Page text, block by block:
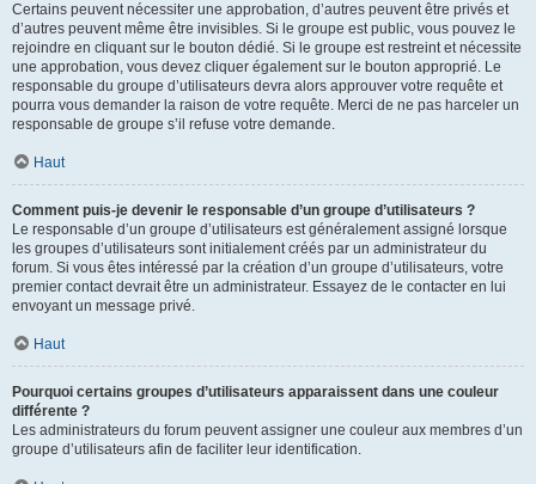
Certains peuvent nécessiter une approbation, d’autres peuvent être privés et
d’autres peuvent même être invisibles. Si le groupe est public, vous pouvez le
rejoindre en cliquant sur le bouton dédié. Si le groupe est restreint et nécessite
une approbation, vous devez cliquer également sur le bouton approprié. Le
responsable du groupe d’utilisateurs devra alors approuver votre requête et
pourra vous demander la raison de votre requête. Merci de ne pas harceler un
responsable de groupe s’il refuse votre demande.
Haut
Comment puis-je devenir le responsable d’un groupe d’utilisateurs ?
Le responsable d’un groupe d’utilisateurs est généralement assigné lorsque
les groupes d’utilisateurs sont initialement créés par un administrateur du
forum. Si vous êtes intéressé par la création d’un groupe d’utilisateurs, votre
premier contact devrait être un administrateur. Essayez de le contacter en lui
envoyant un message privé.
Haut
Pourquoi certains groupes d’utilisateurs apparaissent dans une couleur
différente ?
Les administrateurs du forum peuvent assigner une couleur aux membres d’un
groupe d’utilisateurs afin de faciliter leur identification.